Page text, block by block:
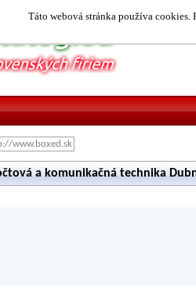
Táto webová stránka používa
www.boxed.sk
a komunikačná technika